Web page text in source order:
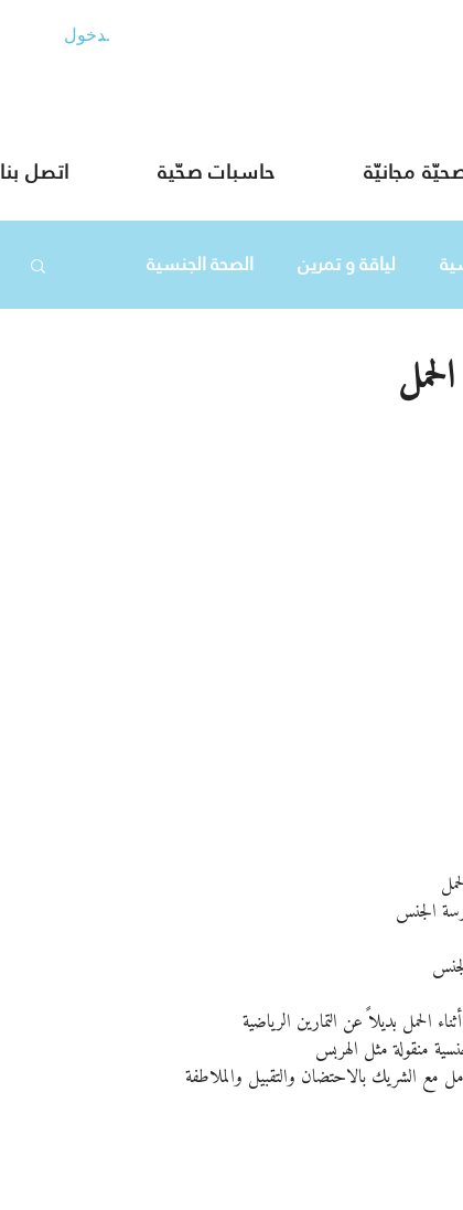
تسجيل الدخول
مجانيّة حاسبات صحّية اتصل بنا
لياقة و تمرين الصحة الجنسية
الجنس
الحمل بديلاً عن التمارين الرياضية
منقولة مثل الهربس
مع الشريك بالاحتضان والتقبيل والملاطفة